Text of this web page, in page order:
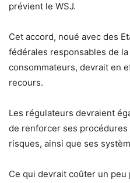
prévient le WSJ.
Cet accord, noué avec des
fédérales responsables de
consommateurs, devrait en
recours.
Les régulateurs devraient
de renforcer ses
risques, ainsi que ses
Ce qui devrait coûter un peu